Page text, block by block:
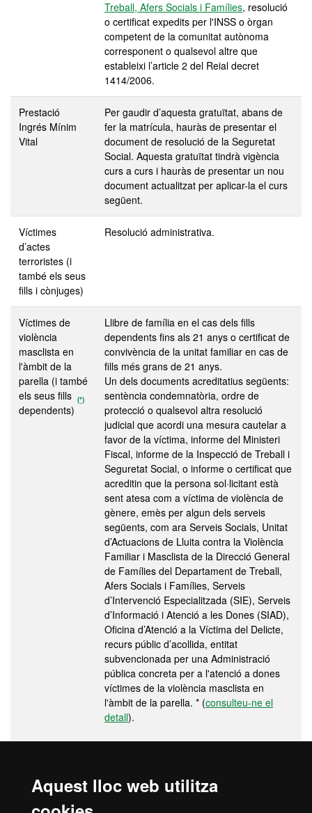
Aquest lloc web utilitza
Treball, Afers Socials i Famílies, resolució
o certificat expedits per l'INSS o òrgan
competent de la comunitat autònoma
corresponent o qualsevol altre que
estableixi l’article 2 del Reial decret
1414/2006.
Prestació
Ingrés Mínim
Vital
Per gaudir d’aquesta gratuïtat, abans de
fer la matrícula, hauràs de presentar el
document de resolució de la Seguretat
Social. Aquesta gratuïtat tindrà vigència
curs a curs i hauràs de presentar un nou
document actualitzat per aplicar-la el curs
següent.
Víctimes
d’actes
terroristes (i
també els seus
fills i cònjuges)
Resolució administrativa.
Víctimes de
violència
masclista en
l'àmbit de la
parella (i també
els seus fills
dependents)
(*)
Llibre de família en el cas dels fills
dependents fins als 21 anys o certificat de
convivència de la unitat familiar en cas de
fills més grans de 21 anys.
Un dels documents acreditatius següents:
sentència condemnatòria, ordre de
protecció o qualsevol altra resolució
judicial que acordi una mesura cautelar a
favor de la víctima, informe del Ministeri
Fiscal, informe de la Inspecció de Treball i
Seguretat Social, o informe o certificat que
acreditin que la persona sol·licitant està
sent atesa com a víctima de violència de
gènere, emès per algun dels serveis
següents, com ara Serveis Socials, Unitat
d’Actuacions de Lluita contra la Violència
Familiar i Masclista de la Direcció General
de Famílies del Departament de Treball,
Afers Socials i Famílies, Serveis
d’Intervenció Especialitzada (SIE), Serveis
d’Informació i Atenció a les Dones (SIAD),
Oficina d’Atenció a la Víctima del Delicte,
recurs públic d’acollida, entitat
subvencionada per una Administració
pública concreta per a l'atenció a dones
víctimes de la violència masclista en
l'àmbit de la parella. * (consulteu-ne el
detall).
indicats és condició imprescindible per a dur a terme la gestió de
l'expedient acadèmic, per a formalitzar una nova matrícula o